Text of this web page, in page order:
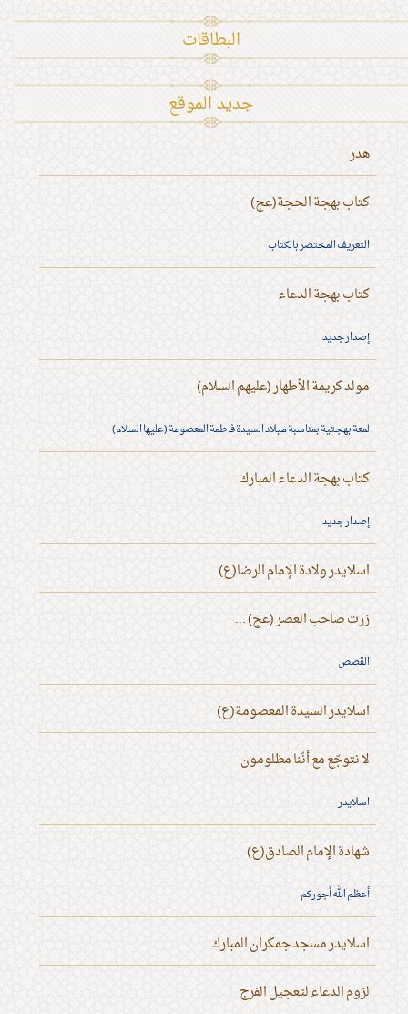
البطاقات
جديد الموقع
هدر
كتاب بهجة الحجة(عج)
التعريف المختصر بالكتاب
كتاب بهجة الدعاء
إصدار جديد
مولد كريمة الأطهار (عليهم السلام)
لمعة بهجتية بمناسبة ميلاد السيدة فاطمة المعصومة (عليها السلام)
كتاب بهجة الدعاء المبارك
إصدار جديد
اسلايدر ولادة الإمام الرضا(ع)
زرت صاحب العصر (عج) ...
القصص
اسلايدر السيدة المعصومة(ع)
لا نتوجّع مع أنّنا مظلومون
اسلايدر
شهادة الإمام الصادق(ع)
أعظم الله أجوركم
اسلايدر مسجد جمكران المبارك
لزوم الدعاء لتعجيل الفرج